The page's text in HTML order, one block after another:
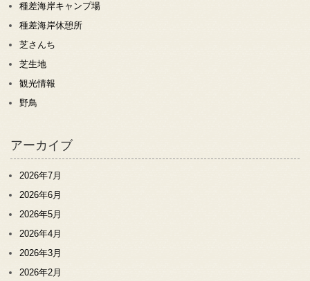
種差海岸キャンプ場
種差海岸休憩所
芝さんち
芝生地
観光情報
野鳥
アーカイブ
2026年7月
2026年6月
2026年5月
2026年4月
2026年3月
2026年2月